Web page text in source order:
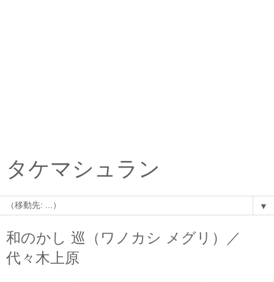
タケマシュラン
▼
和のかし 巡（ワノカシ メグリ）／
代々木上原